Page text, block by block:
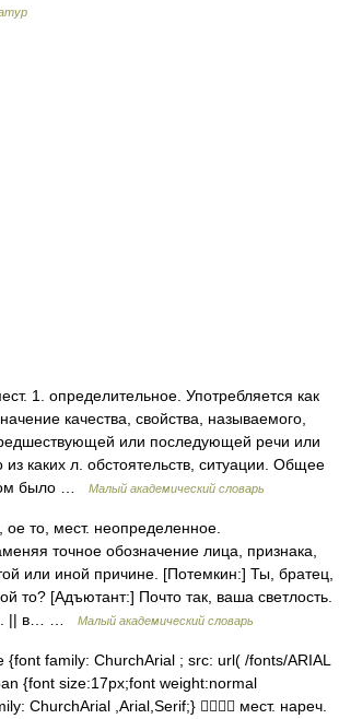
1. определительное. Употребляется как
качества, свойства, называемого,
или последующей речи или
из каких л. обстоятельств, ситуации. Общее
было …
Малый академический словарь
то, мест. неопределенное.
точное обозначение лица, признака,
или иной причине. [Потемкин:] Ты, братец,
то? [Адъютант:] Почто так, ваша светлость.
|| в… …
Малый академический словарь
family: ChurchArial ; src: url( /fonts/ARIAL
{font size:17px;font weight:normal
ChurchArial ,Arial,Serif;}  мест. нареч.